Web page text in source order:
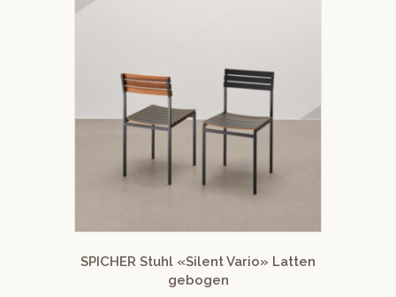
SPICHER Stuhl «Silent Vario» Latten
gebogen